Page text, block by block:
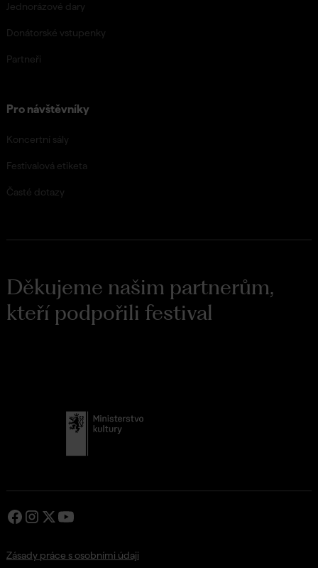
Jednorázové dary
Donátorské vstupenky
Partneři
Pro návštěvníky
Koncertní sály
Festivalová etiketa
Časté dotazy
Děkujeme našim partnerům,
kteří podpořili festival
Zásady práce s osobními údaji